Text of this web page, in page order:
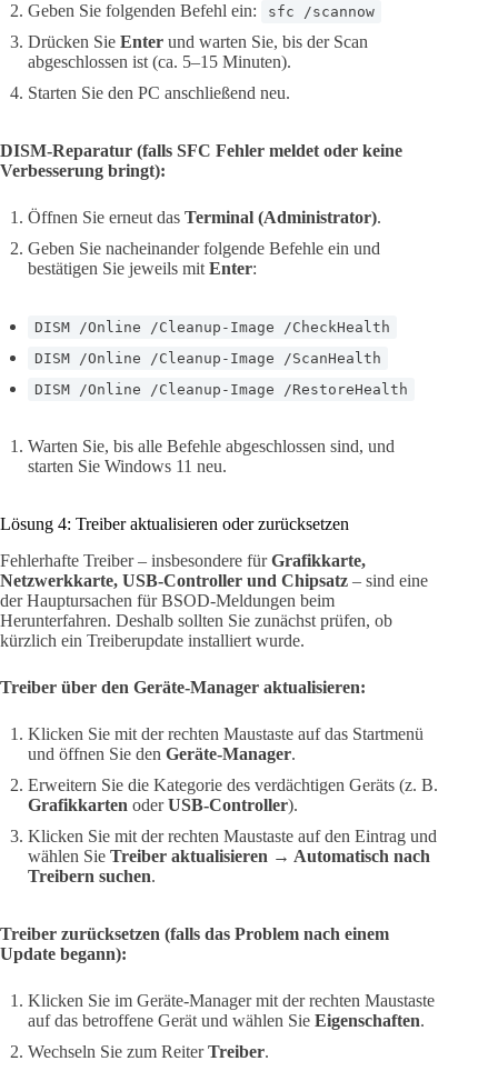
Geben Sie folgenden Befehl ein:
sfc /scannow
Drücken Sie Enter und warten Sie, bis der Scan
abgeschlossen ist (ca. 5–15 Minuten).
Starten Sie den PC anschließend neu.
DISM-Reparatur (falls SFC Fehler meldet oder keine
Verbesserung bringt):
Öffnen Sie erneut das Terminal (Administrator).
Geben Sie nacheinander folgende Befehle ein und
bestätigen Sie jeweils mit Enter:
DISM /Online /Cleanup-Image /CheckHealth
DISM /Online /Cleanup-Image /ScanHealth
DISM /Online /Cleanup-Image /RestoreHealth
Warten Sie, bis alle Befehle abgeschlossen sind, und
starten Sie Windows 11 neu.
Lösung 4: Treiber aktualisieren oder zurücksetzen
Fehlerhafte Treiber – insbesondere fürGrafikkarte,
Netzwerkkarte, USB-Controller und Chipsatz – sind eine
der Hauptursachen für BSOD-Meldungen beim
Herunterfahren. Deshalb sollten Sie zunächst prüfen, ob
kürzlich ein Treiberupdate installiert wurde.
Treiber über den Geräte-Manager aktualisieren:
Klicken Sie mit der rechten Maustaste auf das Startmenü
und öffnen Sie den Geräte-Manager.
Erweitern Sie die Kategorie des verdächtigen Geräts (z. B.
Grafikkarten oderUSB-Controller).
Klicken Sie mit der rechten Maustaste auf den Eintrag und
wählen Sie Treiber aktualisieren → Automatisch nach
Treibern suchen.
Treiber zurücksetzen (falls das Problem nach einem
Update begann):
Klicken Sie im Geräte-Manager mit der rechten Maustaste
auf das betroffene Gerät und wählen Sie Eigenschaften.
Wechseln Sie zum ReiterTreiber.